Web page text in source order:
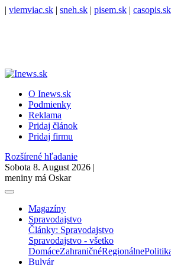
| viemviac.sk | sneh.sk | pisem.sk | casopis.sk
O Inews.sk
Podmienky
Reklama
Pridaj článok
Pridaj firmu
Rozšírené hľadanie
Sobota 8. August 2026 |
meniny má Oskar
Magazíny
Spravodajstvo
Články: Spravodajstvo
Spravodajstvo - všetko
DomáceZahraničnéRegionálne
Bulvár